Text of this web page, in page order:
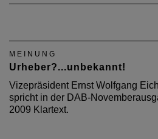
MEINUNG
Urheber?...unbekannt!
Vizepräsident Ernst Wolfgang
spricht in der DAB-
2009 Klartext.